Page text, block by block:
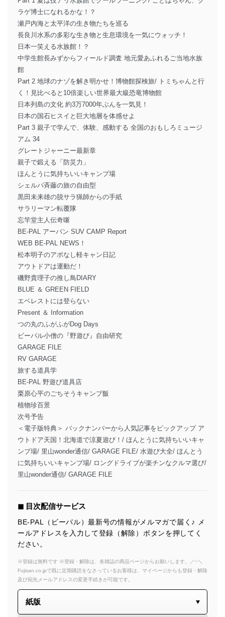
ラゲ博士になれるかな！？
瀬戸内海と太平洋の生き物たちを巡る
長良川水系の多彩な生き物と生息環境を一気にウォッチ！
日本一笑える水族館！？
中学生館長みずからフィールド調査 地元愛あふれるご当地水族
館
Part 2 地球のナゾを解き明かせ！博物館探検旅/ トミちゃんと行
く！見比べると10倍楽しい世界最大級恐竜博物館
日本列島の文化 約3万7000年ぶんを一気見！
日本の国石ヒスイと巨大地層を体感せよ
Part 3 親子で学んで、体験、感動する 全国のおもしろミュージ
アム 34
グレートジャーニー最新章
親子で鍛える「防災力」
ほんとうに気持ちいいキャンプ場
シェルパ斉藤の旅の自由型
黒田未来雄の脱サラ猟師からの手紙
サラリーマン転覆隊
忘竿堂主人伝奇噺
BE-PAL アーバン SUV CAMP Report
WEB BE-PAL NEWS！
松本明子のアポなし軽キャン日記
アウトドアは運動だ！
磯野貴理子の推し鳥DIARY
BLUE ＆ GREEN FIELD
エベレストには登らない
Present ＆ Information
つの丸のふがふがDog Days
ビーパル小僧の『野遊び』自由研究
GARAGE FILE
RV GARAGE
旅する道具学
BE-PAL 野遊び道具店
栗原心平のごちそうキャンプ飯
植物珍百景
次号予告
＜電子版特典＞ バックナンバーから人気記事をピックアップ ア
ウトドア天国！北海道で涼夏遊び！/ ほんとうに気持ちいいキャ
ンプ場/ 里山wonder通信/ GARAGE FILE/ 水遊び大全/ ほんとう
に気持ちいいキャンプ場/ ロングドライブが楽チンなクルマ選び/
里山wonder通信/ GARAGE FILE
◼︎ 目次配信サービス
BE-PAL（ビーパル）最新号の情報がメルマガで届く♪ メ
ールアドレスを入力して登録（解除）ボタンを押してく
ださい。
※登録は無料です ※登録・解除は、各雑誌の商品ページからお願いします。／~＼
Fujisan.co.jpで既に定期購読をなさっているお客様は、マイページからも登録・解除
及び宛先メールアドレスの変更手続きが可能です。